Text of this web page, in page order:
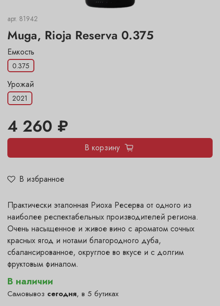
арт. 81942
Muga, Rioja Reserva 0.375
В избранное
Емкость
0.375
Урожай
2021
4 260 ₽
В корзину
В наличии
Самовывоз сегодня, в 5 бутиках
Практически эталонная Риоха Ресерва от одного из
наиболее респектабельных производителей региона.
Очень насыщенное и живое вино с ароматом сочных
красных ягод и нотами благородного дуба,
сбалансированное, округлое во вкусе и с долгим
фруктовым финалом.